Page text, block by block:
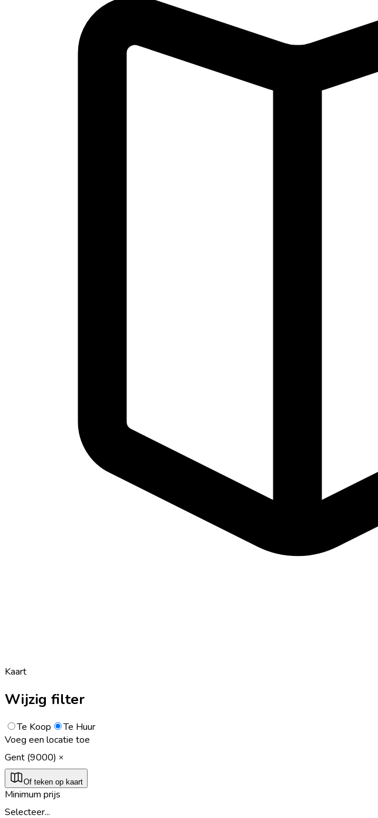
Kaart
Wijzig filter
Te Koop
Te Huur
Voeg een locatie toe
Gent (9000)
Of teken op kaart
Minimum prijs
Selecteer...